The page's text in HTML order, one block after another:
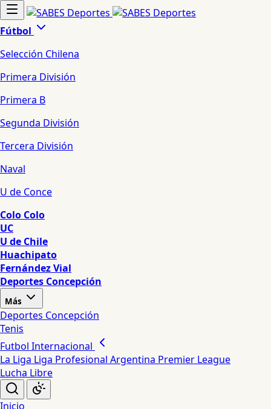
Fútbol
Selección Chilena
Primera División
Primera B
Segunda División
Tercera División
Naval
U de Conce
Colo Colo
UC
U de Chile
Huachipato
Fernández Vial
Deportes Concepción
Más
Deportes Concepción
Tenis
Futbol Internacional
La Liga Liga Profesional Argentina Premier League
Lucha Libre
Inicio